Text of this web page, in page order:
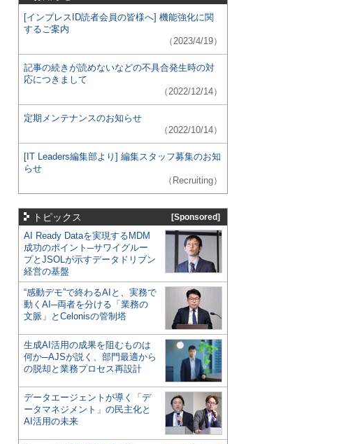
[インプレスID読者会員の皆様へ] 機能強化に関
するご案内
（2023/4/19）
記事の続きが読めないなどの不具合発生時の対
応につきまして
（2022/12/14）
定期メンテナンスのお知らせ
（2022/10/14）
[IT Leaders編集部より] 編集スタッフ募集のお知
らせ
（Recruiting）
トピックス [Sponsored]
AI Ready Dataを実現するMDM
成功のポイント─サワイグルー
プとJSOLが示すデータドリブン
経営の基盤
“感動デモ”で終わるAIと、実務で
動くAI─両者を分ける「業務の
文脈」とCelonisの管制塔
生成AI活用の成果を阻むものは
何か─AJSが説く、部門最適から
の脱却と業務プロセス再設計
データエージェントが導く「デ
ータマネジメント」の民主化と
AI活用の未来